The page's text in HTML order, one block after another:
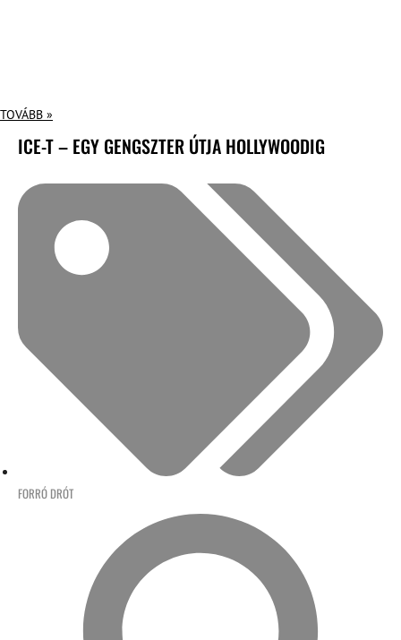
TOVÁBB »
ICE-T – EGY GENGSZTER ÚTJA HOLLYWOODIG
FORRÓ DRÓT